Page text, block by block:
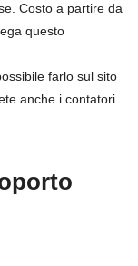
Costo a partire da
questo
farlo sul sito
anche i contatori